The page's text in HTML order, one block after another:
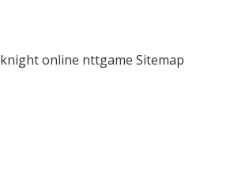
knight online nttgame Sitemap